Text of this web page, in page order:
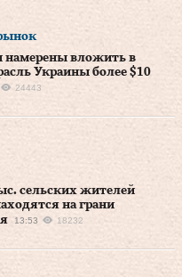
намерены вложить в
Украины более $10
24443
сельских жителей
на грани
13:53 18232